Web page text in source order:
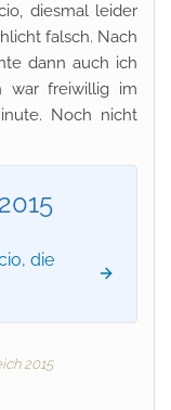
diesmal leider
falsch. Nach
dann auch ich
war freiwillig im
Noch nicht
die
2015